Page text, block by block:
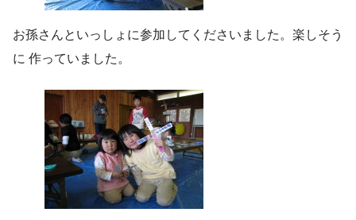
お孫さんといっしょに参加してくださいました。楽しそう
に 作っていました。